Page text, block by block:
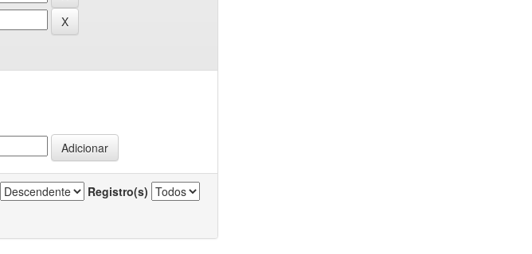
Registro(s)